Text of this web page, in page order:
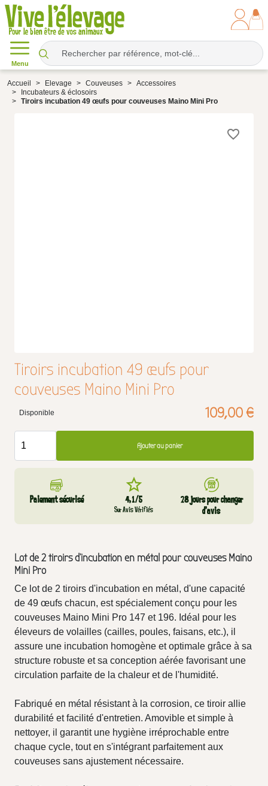
Menu
Accueil Elevage Couveuses
Accessoires
Incubateurs & éclosoirs
Tiroirs incubation 49 œufs pour couveuses Maino Mini Pro
favorite_border
Tiroirs incubation 49 œufs pour
couveuses Maino Mini Pro
Disponible 109,00 €
Ajouter au panier
Paiement sécurisé 4,1/5
Sur Avis Vérifiés
28 jours pour changer
d’avis
Lot de 2 tiroirs d'incubation en métal pour couveuses Maino
Mini Pro
Ce lot de 2 tiroirs d'incubation en métal, d'une capacité
de 49 œufs chacun, est spécialement conçu pour les
couveuses Maino Mini Pro 147 et 196. Idéal pour les
éleveurs de volailles (cailles, poules, faisans, etc.), il
assure une incubation homogène et optimale grâce à sa
structure robuste et sa conception aérée favorisant une
circulation parfaite de la chaleur et de l'humidité.
Fabriqué en métal résistant à la corrosion, ce tiroir allie
durabilité et facilité d'entretien. Amovible et simple à
nettoyer, il garantit une hygiène irréprochable entre
chaque cycle, tout en s'intégrant parfaitement aux
couveuses sans ajustement nécessaire.